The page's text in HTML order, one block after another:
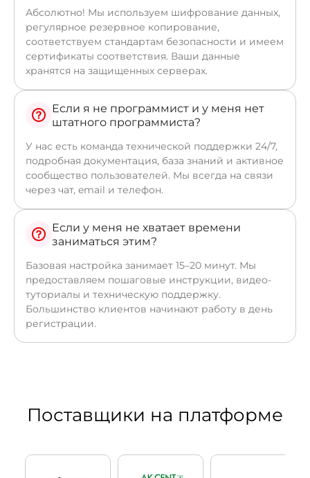
Абсолютно! Мы используем шифрование данных,
регулярное резервное копирование,
соответствуем стандартам безопасности и имеем
сертификаты соответствия. Ваши данные
хранятся на защищенных серверах.
Если я не программист и у меня нет
штатного программиста?
У нас есть команда технической поддержки 24/7,
подробная документация, база знаний и активное
сообщество пользователей. Мы всегда на связи
через чат, email и телефон.
Если у меня не хватает времени
заниматься этим?
Базовая настройка занимает 15–20 минут. Мы
предоставляем пошаговые инструкции, видео-
туториалы и техническую поддержку.
Большинство клиентов начинают работу в день
регистрации.
Поставщики на платформе